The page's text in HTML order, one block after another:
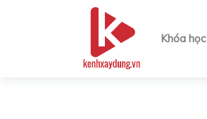
Khóa học